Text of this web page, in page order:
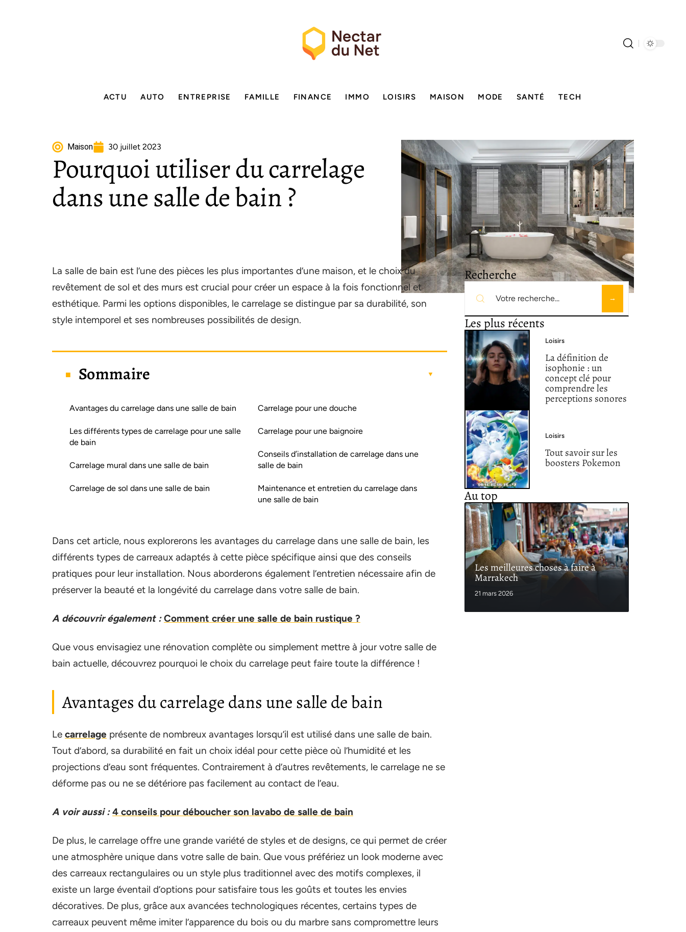
ACTU AUTO ENTREPRISE FAMILLE FINANCE IMMO LOISIRS MAISON MODE SANTÉ TECH
Maison 30 juillet 2023
Pourquoi utiliser du carrelage
dans une salle de bain ?
La salle de bain est l’une des pièces les plus importantes d’une maison, et le choix du
revêtement de sol et des murs est crucial pour créer un espace à la fois fonctionnel et
esthétique. Parmi les options disponibles, le carrelage se distingue par sa durabilité, son
style intemporel et ses nombreuses possibilités de design.
Sommaire
Avantages du carrelage dans une salle de bain
Les différents types de carrelage pour une salle
de bain
Carrelage mural dans une salle de bain
Carrelage de sol dans une salle de bain
Carrelage pour une douche
Carrelage pour une baignoire
Conseils d’installation de carrelage dans une
salle de bain
Maintenance et entretien du carrelage dans
une salle de bain
Dans cet article, nous explorerons les avantages du carrelage dans une salle de bain, les
différents types de carreaux adaptés à cette pièce spécifique ainsi que des conseils
pratiques pour leur installation. Nous aborderons également l’entretien nécessaire afin de
préserver la beauté et la longévité du carrelage dans votre salle de bain.
A découvrir également : Comment créer une salle de bain rustique ?
Que vous envisagiez une rénovation complète ou simplement mettre à jour votre salle de
bain actuelle, découvrez pourquoi le choix du carrelage peut faire toute la différence !
Avantages du carrelage dans une salle de bain
Le carrelage présente de nombreux avantages lorsqu’il est utilisé dans une salle de bain.
Tout d’abord, sa durabilité en fait un choix idéal pour cette pièce où l’humidité et les
projections d’eau sont fréquentes. Contrairement à d’autres revêtements, le carrelage ne se
déforme pas ou ne se détériore pas facilement au contact de l’eau.
A voir aussi : 4 conseils pour déboucher son lavabo de salle de bain
De plus, le carrelage offre une grande variété de styles et de designs, ce qui permet de créer
une atmosphère unique dans votre salle de bain. Que vous préfériez un look moderne avec
des carreaux rectangulaires ou un style plus traditionnel avec des motifs complexes, il
existe un large éventail d’options pour satisfaire tous les goûts et toutes les envies
décoratives. De plus, grâce aux avancées technologiques récentes, certains types de
carreaux peuvent même imiter l’apparence du bois ou du marbre sans compromettre leurs
Recherche
Les plus récents
Loisirs
La définition de
isophonie : un
concept clé pour
comprendre les
perceptions sonores
Loisirs
Tout savoir sur les
boosters Pokemon
Au top
Les meilleures choses à faire à
Marrakech
21 mars 2026